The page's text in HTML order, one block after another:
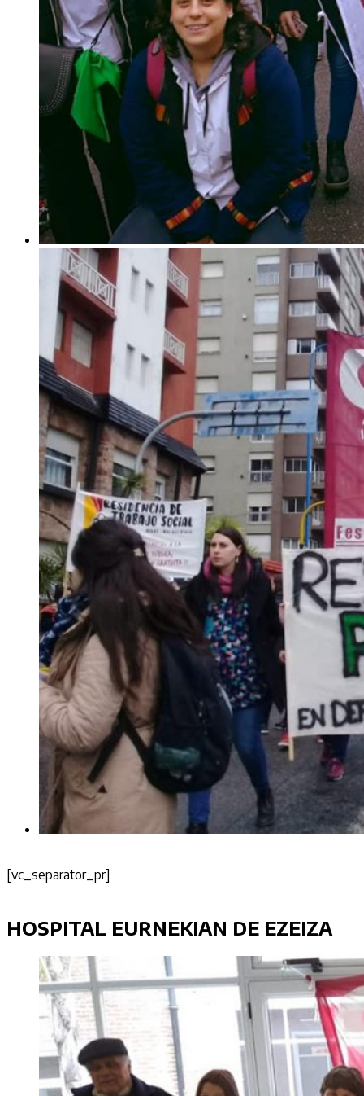
[vc_separator_pr]
HOSPITAL EURNEKIAN DE EZEIZA